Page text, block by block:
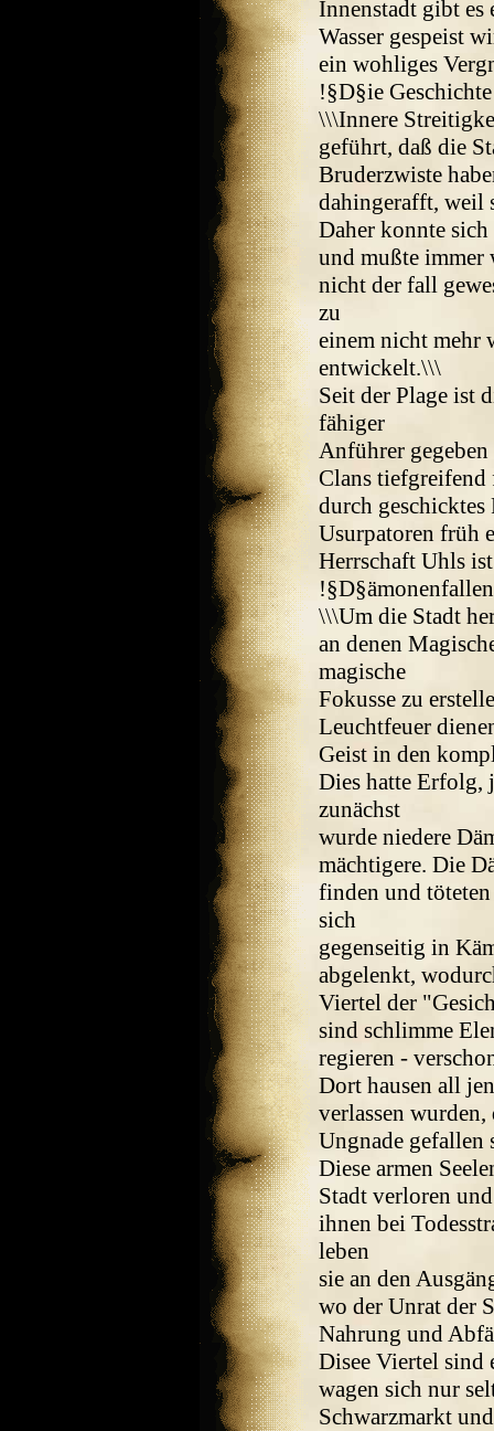
Innenstadt gibt es
Wasser gespeist
ein wohliges
!§D§ie
\\\Innere
geführt, daß die
Bruderzwiste
dahingerafft, weil
Daher konnte
und mußte immer
nicht der fall
zu
einem nicht mehr
entwickelt.\\\
Seit der Plage ist
fähiger
Anführer
Clans tiefgreifend
durch
Usurpatoren früh
Herrschaft Uhls
!§D§ämonenfallen
\\\Um die Stadt
an denen
magische
Fokusse zu
Leuchtfeuer
Geist in den
Dies hatte Erfolg,
zunächst
wurde niedere
mächtigere. Die
finden und
sich
gegenseitig in
abgelenkt,
Viertel der
sind schlimme
regieren -
Dort hausen all
verlassen
Ungnade gefallen
Diese armen
Stadt verloren
ihnen bei
leben
sie an den
wo der Unrat der
Nahrung und
Disee Viertel sind
wagen sich nur
Schwarzmarkt